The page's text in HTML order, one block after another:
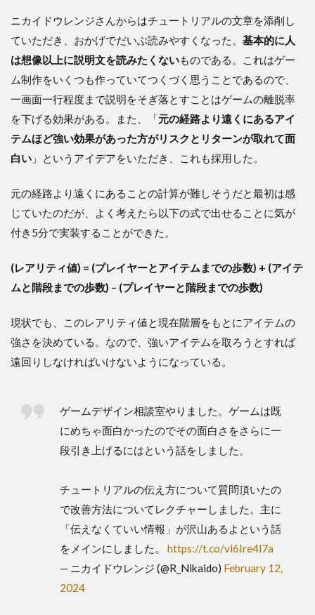
ニカイドウレンジさんからはチュートリアルの文章を添削し
ていただき、おかげでだいぶ読みやすくなった。 基本的に人
は想像以上に説明文を読みたくないものである。これはゲー
ム制作をいくつも作っていてつくづく思うことであるので、
一画面一行程度まで説明をそぎ落とすことはゲームの離脱率
を下げる効果がある。また、「元の経路より遠くにあるアイ
テムほど強い効果があった方がリスクとリターンが取れて面
白い 」というアイデアをいただき、これも採用した。
元の経路より遠くにあることの計算が難しそうだと最初は感
じていたのだが、よく考えたら以下の式で出せることに気が
付き5分で実装することができた。
(レアリティ値) = (プレイヤーとアイテムまでの歩数) + (アイテ
ムと階段までの歩数) – (プレイヤーと階段までの歩数)
現状でも、このレアリティ値と現在階層をもとにアイテムの
強さを決めている。なので、強いアイテムを取ろうとすれば
遠回りしなければいけないようになっている。
ゲームデザイン相談室やりました。ゲームは既
にめちゃ面白かったのでその面白さをさらに一
段引き上げるにはという話をしました。
チュートリアルの伝え方について質問頂いたの
で改善方法についてレクチャーしました。主に
「伝えなくていい情報」が沢山あるよという話
をメインにしました。 https://t.co/vl6Ire4l7a
— ニカイドウレンジ (@R_Nikaido) February 12,
2024